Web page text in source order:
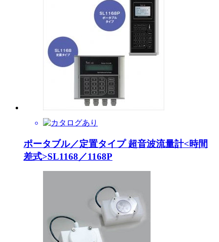
ポータブル／定置タイプ 超音波流量計<時間
差式>SL1168／1168P